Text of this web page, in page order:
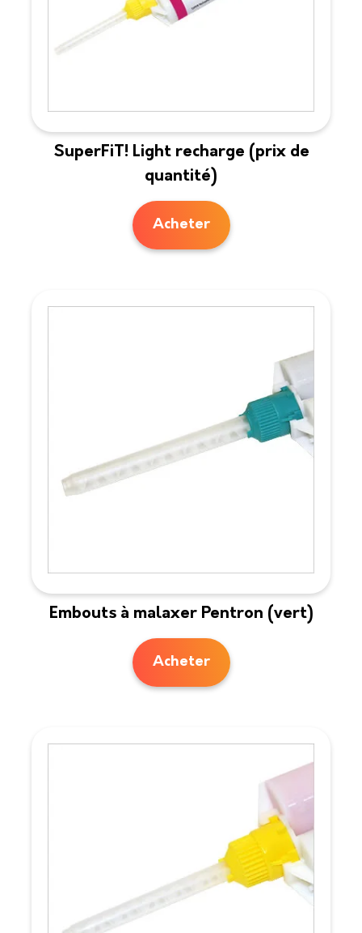
SuperFiT! Light recharge (prix de
quantité)
Acheter
Embouts à malaxer Pentron (vert)
Acheter